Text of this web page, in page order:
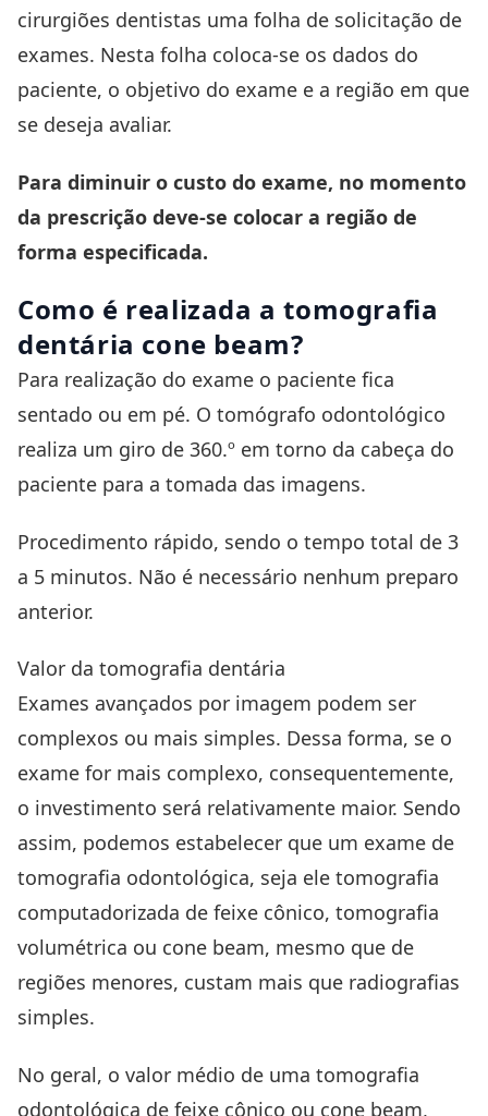
cirurgiões dentistas uma folha de solicitação de
exames. Nesta folha coloca-se os dados do
paciente, o objetivo do exame e a região em que
se deseja avaliar.
Para diminuir o custo do exame, no momento
da prescrição deve-se colocar a região de
forma especificada.
Como é realizada a tomografia
dentária cone beam?
Para realização do exame o paciente fica
sentado ou em pé. O tomógrafo odontológico
realiza um giro de 360.º em torno da cabeça do
paciente para a tomada das imagens.
Procedimento rápido, sendo o tempo total de 3
a 5 minutos. Não é necessário nenhum preparo
anterior.
Valor da tomografia dentária
Exames avançados por imagem podem ser
complexos ou mais simples. Dessa forma, se o
exame for mais complexo, consequentemente,
o investimento será relativamente maior. Sendo
assim, podemos estabelecer que um exame de
tomografia odontológica, seja ele tomografia
computadorizada de feixe cônico, tomografia
volumétrica ou cone beam, mesmo que de
regiões menores, custam mais que radiografias
simples.
No geral, o valor médio de uma tomografia
odontológica de feixe cônico ou cone beam,